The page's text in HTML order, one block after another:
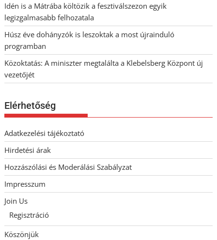
Idén is a Mátrába költözik a fesztiválszezon egyik
legizgalmasabb felhozatala
Húsz éve dohányzók is leszoktak a most újrainduló
programban
Közoktatás: A miniszter megtalálta a Klebelsberg Központ új
vezetőjét
Elérhetőség
Adatkezelési tájékoztató
Hirdetési árak
Hozzászólási és Moderálási Szabályzat
Impresszum
Join Us
Regisztráció
Köszönjük